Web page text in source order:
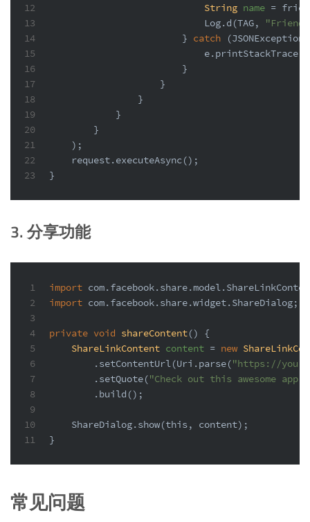
12
13
14
15
16
17
18
19
20
21
22
23
String name =
                            Log.d(TAG,
                        }
catch
                        }
                    }
                }
            }
        }
    );
    request.executeAsync();
}
3. 分享功能
1
2
3
4
5
6
7
8
9
10
11
import
import com.facebook.share.widget.ShareDialog;
private void shareContent()
{
ShareLinkContent content = new
        .setContentUrl(Uri.parse(
"https://
        .setQuote(
"Check out this awesome app!"
        .build();
    ShareDialog.show(
this, content);
}
常见问题